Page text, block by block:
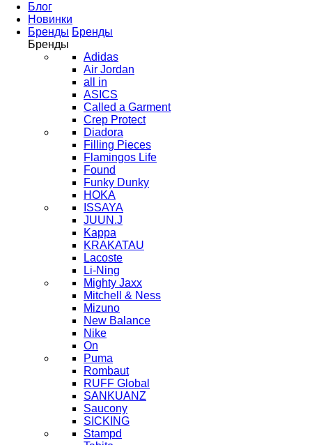
Блог
Новинки
Бренды Бренды
Бренды
Adidas
Air Jordan
all in
ASICS
Called a Garment
Crep Protect
Diadora
Filling Pieces
Flamingos Life
Found
Funky Dunky
HOKA
ISSAYA
JUUN.J
Kappa
KRAKATAU
Lacoste
Li-Ning
Mighty Jaxx
Mitchell & Ness
Mizuno
New Balance
Nike
On
Puma
Rombaut
RUFF Global
SANKUANZ
Saucony
SICKING
Stampd